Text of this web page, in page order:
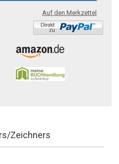
Auf den Merkzettel
Zeichners